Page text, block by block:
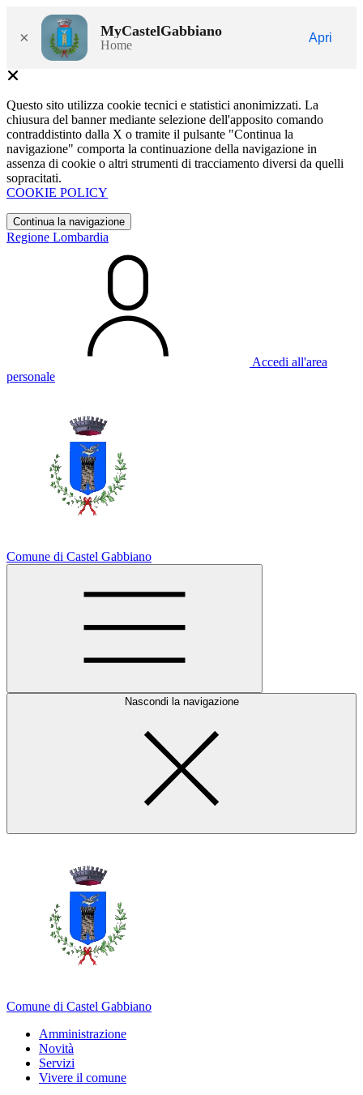
× MyCastelGabbiano
Home
Apri
Questo sito utilizza cookie tecnici e statistici anonimizzati. La
chiusura del banner mediante selezione dell'apposito comando
contraddistinto dalla X o tramite il pulsante "Continua la
navigazione" comporta la continuazione della navigazione in
assenza di cookie o altri strumenti di tracciamento diversi da quelli
sopracitati.
COOKIE POLICY
Continua la navigazione
Regione Lombardia
Accedi all'area
personale
Comune di Castel Gabbiano
Nascondi la navigazione
Comune di Castel Gabbiano
Amministrazione
Novità
Servizi
Vivere il comune